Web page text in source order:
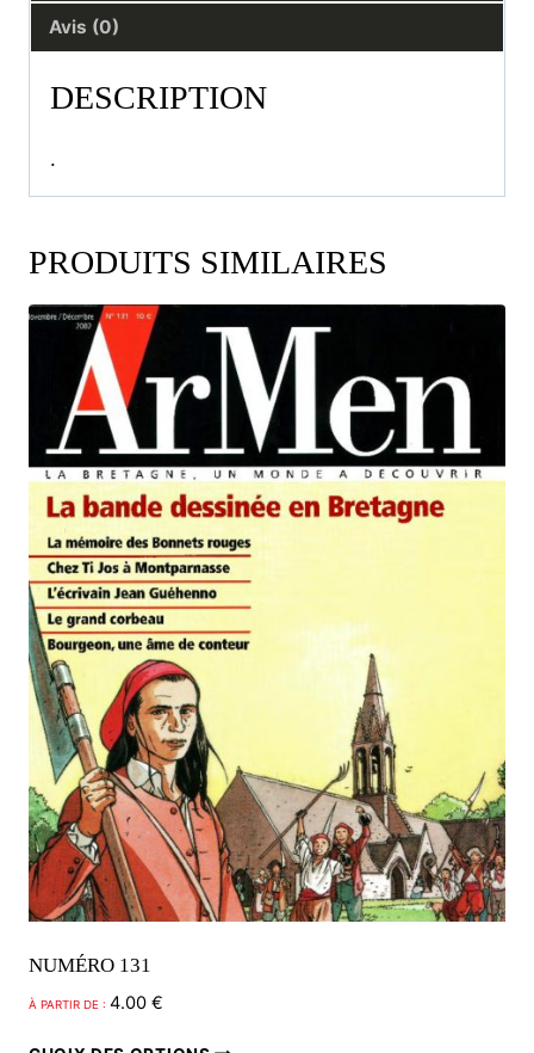
Avis (0)
DESCRIPTION
.
PRODUITS SIMILAIRES
NUMÉRO 131
À PARTIR DE : 4.00 €